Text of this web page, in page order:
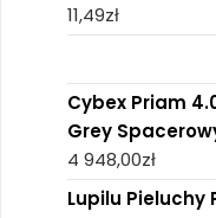
11,49zł
Cybex Priam
Grey
4 948,00zł
Lupilu Pieluchy